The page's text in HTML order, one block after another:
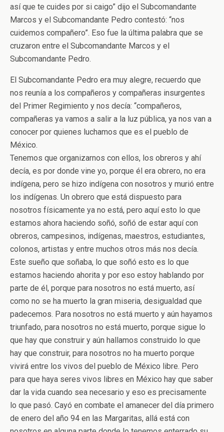
así que te cuides por si caigo” dijo el Subcomandante
Marcos y el Subcomandante Pedro contestó: “nos
cuidemos compañero”. Eso fue la última palabra que se
cruzaron entre el Subcomandante Marcos y el
Subcomandante Pedro.
El Subcomandante Pedro era muy alegre, recuerdo que
nos reunía a los compañeros y compañeras insurgentes
del Primer Regimiento y nos decía: “compañeros,
compañeras ya vamos a salir a la luz pública, ya nos van a
conocer por quienes luchamos que es el pueblo de
México.
Tenemos que organizarnos con ellos, los obreros y ahí
decía, es por donde vine yo, porque él era obrero, no era
indígena, pero se hizo indígena con nosotros y murió entre
los indígenas. Un obrero que está dispuesto para
nosotros físicamente ya no está, pero aquí esto lo que
estamos ahora haciendo soñó, soñó de estar aquí con
obreros, campesinos, indígenas, maestros, estudiantes,
colonos, artistas y entre muchos otros más nos decía.
Este sueño que soñaba, lo que soñó esto es lo que
estamos haciendo ahorita y por eso estoy hablando por
parte de él, porque para nosotros no está muerto, así
como no se ha muerto la gran miseria, desigualdad que
padecemos. Para nosotros no está muerto y aún hayamos
triunfado, para nosotros no está muerto, porque sigue lo
que hay que construir y aún hallamos construido lo que
hay que construir, para nosotros no ha muerto porque
vivirá entre los vivos del pueblo de México libre. Pero
para que haya seres vivos libres en México hay que saber
dar la vida cuando sea necesario y eso es precisamente
lo que pasó. Cayó en combate el amanecer del día primero
de enero del año 94 en las Margaritas, allá está con